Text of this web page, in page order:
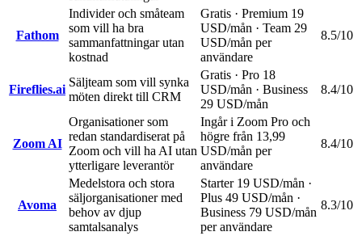
Fathom
Individer och småteam
som vill ha bra
sammanfattningar utan
kostnad
Gratis · Premium 19
USD/mån · Team 29
USD/mån per
användare
8.5/10
Fireflies.ai
Säljteam som vill synka
möten direkt till CRM
Gratis · Pro 18
USD/mån · Business
29 USD/mån
8.4/10
Zoom AI
Organisationer som
redan standardiserat på
Zoom och vill ha AI utan
ytterligare leverantör
Ingår i Zoom Pro och
högre från 13,99
USD/mån per
användare
8.4/10
Avoma
Medelstora och stora
säljorganisationer med
behov av djup
samtalsanalys
Starter 19 USD/mån ·
Plus 49 USD/mån ·
Business 79 USD/mån
per användare
8.3/10